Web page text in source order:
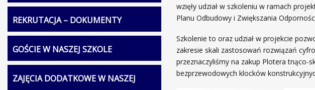
wzięły udział w szkoleniu w ramach
Planu Odbudowy i Zwiększania
Szkolenie to oraz udział w projekcie
zakresie skali zastosowań rozwiązań
przeznaczyliśmy na zakup Ploteratnąco-
bezprzewodowych klocków
REKRUTACJA – DOKUMENTY
GOŚCIE W NASZEJ SZKOLE
ZAJĘCIA DODATKOWE W NASZEJ